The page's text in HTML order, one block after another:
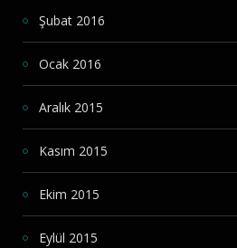
Şubat 2016
Ocak 2016
Aralık 2015
Kasım 2015
Ekim 2015
Eylül 2015